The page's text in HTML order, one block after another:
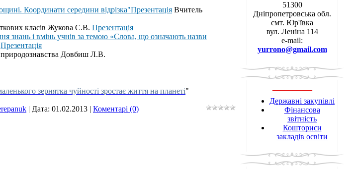
Координати середини відрізка"Презентація Вчитель
класів Жукова С.В. Презентація
знань і вмінь учнів за темою «Слова, що означають назви
Презентація
Довбиш Л.В.
зернятка чуйності зростає життя на планеті"
| Дата: 01.02.2013 | Коментарі (0)
51300
Дніпропетровська обл.
смт. Юр'ївка
вул. Леніна 114
e-mail:
yurrono@gmail.com
Державні закупівлі
Фінансова
звітність
Кошториси
закладів освіти